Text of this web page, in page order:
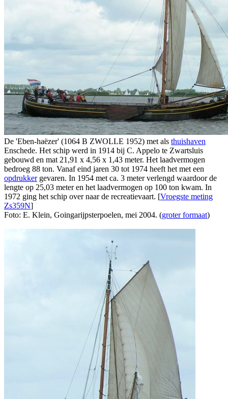
De 'Eben-haëzer' (1064 B ZWOLLE 1952) met als thuishaven
Enschede. Het schip werd in 1914 bij C. Appelo te Zwartsluis
gebouwd en mat 21,91 x 4,56 x 1,43 meter. Het laadvermogen
bedroeg 88 ton. Vanaf eind jaren 30 tot 1974 heeft het met een
opdrukkergevaren. In 1954 met ca. 3 meter verlengd waardoor de
lengte op 25,03 meter en het laadvermogen op 100 ton kwam. In
1972 ging het schip over naar de recreatievaart. [Vroegste meting
Zs359N]
Foto: E. Klein, Goingarijpsterpoelen, mei 2004. (groter formaat)